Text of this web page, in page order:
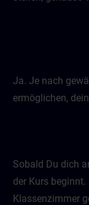
Ja. Je nach
ermöglichen,
Sobald Du dich
der Kurs
Klassenzimmer